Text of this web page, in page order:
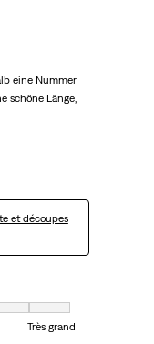
eine Nummer
schöne Länge,
et découpes
égal à Très grand
Très grand